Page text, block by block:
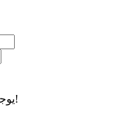
يوجد خطأ في اسم المستخدم أو كلمة المرور!